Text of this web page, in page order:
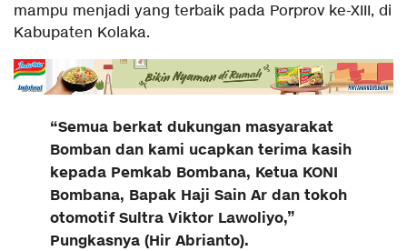
mampu menjadi yang terbaik pada Porprov ke-XIII, di
Kabupaten Kolaka.
“Semua berkat dukungan masyarakat
Bomban dan kami ucapkan terima kasih
kepada Pemkab Bombana, Ketua KONI
Bombana, Bapak Haji Sain Ar dan tokoh
otomotif Sultra Viktor Lawoliyo,”
Pungkasnya (Hir Abrianto).